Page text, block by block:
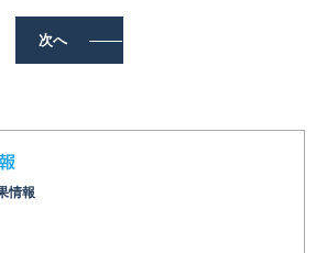
次へ
情報